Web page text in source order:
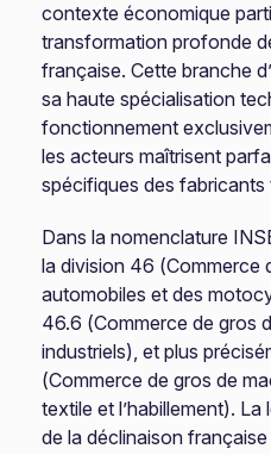
contexte économique
transformation profonde
française. Cette branche
sa haute spécialisation
fonctionnement
les acteurs maîtrisent
spécifiques des fabricants
Dans la nomenclature
la division 46 (Commerce
automobiles et des
46.6 (Commerce de gros
industriels), et plus
(Commerce de gros de
textile et l’habillement). La
de la déclinaison